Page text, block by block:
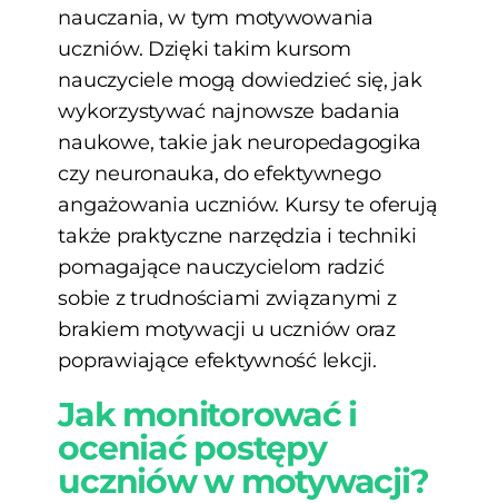
nauczania, w tym motywowania
uczniów. Dzięki takim kursom
nauczyciele mogą dowiedzieć się, jak
wykorzystywać najnowsze badania
naukowe, takie jak neuropedagogika
czy neuronauka, do efektywnego
angażowania uczniów. Kursy te oferują
także praktyczne narzędzia i techniki
pomagające nauczycielom radzić
sobie z trudnościami związanymi z
brakiem motywacji u uczniów oraz
poprawiające efektywność lekcji.
Jak monitorować i
oceniać postępy
uczniów w motywacji?